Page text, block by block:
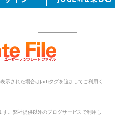
示された場合は{ad}タグを追加してご利用く
。弊社提供以外のブログサービスで利用し